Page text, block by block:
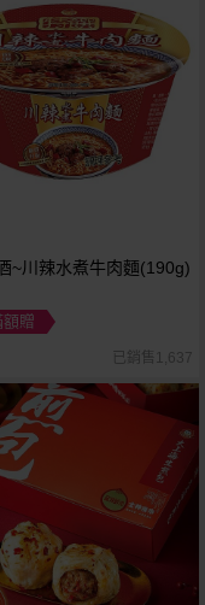
~川辣水煮牛肉麵(190g)
額贈
已銷售1,637